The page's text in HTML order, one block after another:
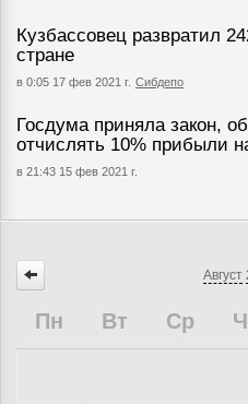
Кузбассовец развратил
стране
в 0:05 17 фев 2021 г. Сибдепо
Госдума приняла закон,
отчислять 10% прибыли
в 21:43 15 фев 2021 г.
Август
Пн Вт Ср